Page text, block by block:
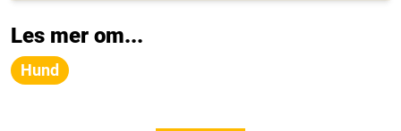
Les mer om...
Hund